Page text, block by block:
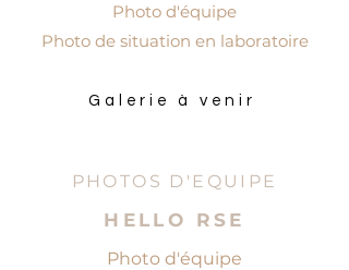
Photo d'équipe
Photo de situation en laboratoire
Galerie à venir
PHOTOS D'EQUIPE
HELLO RSE
Photo d'équipe